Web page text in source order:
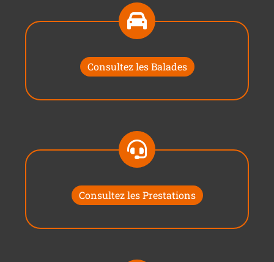
Consultez les Balades
Consultez les Prestations